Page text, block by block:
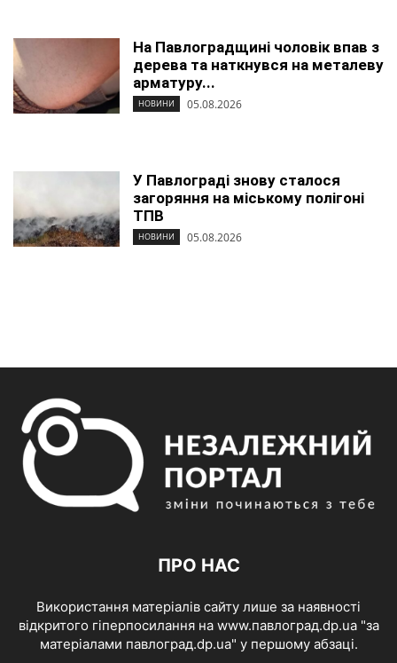
На Павлоградщині чоловік впав з
дерева та наткнувся на металеву
арматуру...
НОВИНИ 05.08.2026
У Павлограді знову сталося
загоряння на міському полігоні
ТПВ
НОВИНИ 05.08.2026
ПРО НАС
Використання матеріалів сайту лише за наявності
відкритого гіперпосилання на www.павлоград.dp.ua "за
матеріалами павлоград.dp.ua" у першому абзаці.